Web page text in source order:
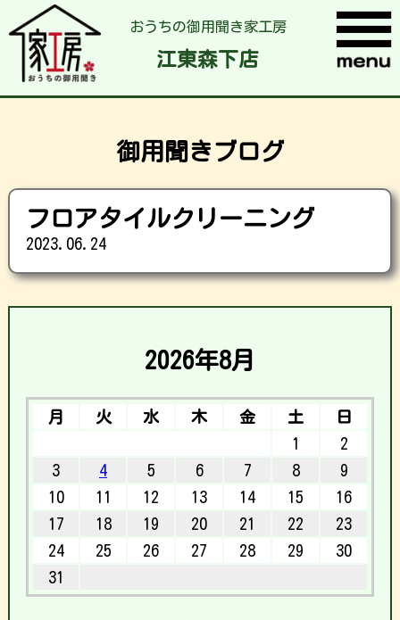
おうちの御用聞き家工房
江東森下店
御用聞きブログ
フロアタイルクリーニング
2023.06.24
2026年8月
月 火 水 木 金 土
日
1
2
3
4 5 6 7 8
9
10
11 12 13 14 15
16
17
18 19 20 21 22
23
24
25 26 27 28 29
30
31